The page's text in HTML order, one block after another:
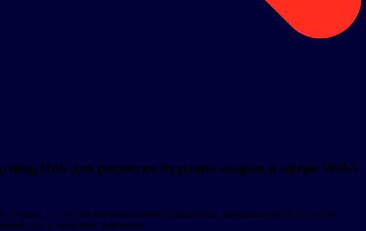
Hub для развития будущих кадров в сфере Web3
1 — новой образовательной инициативы, направленной на то, чтобы
путь в цифровой экономике.